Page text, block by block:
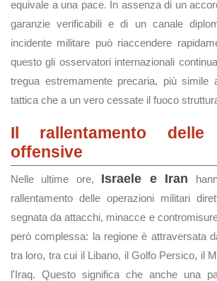
equivale a una pace. In assenza di un
garanzie verificabili e di un canale
incidente militare può riaccendere
questo gli osservatori internazionali
tregua estremamente precaria, più simile
tattica che a un vero cessate il fuoco
Il rallentamento delle
offensive
Nelle ultime ore, Israele e Iran
rallentamento delle operazioni militari
segnata da attacchi, minacce e
però complessa: la regione è attraversata
tra loro, tra cui il Libano, il Golfo Persico, il
l'Iraq. Questo significa che anche una